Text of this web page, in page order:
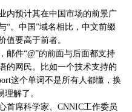
工单提交
内预计其在中国市场的前景广
“。中国”域名相比，中文前缀
值要高于前者。
件“@”的前面与后面都支持
的网民。比如一个技术支持的
这个单词不是所有人都懂，换
解了。
席科学家、CNNIC工作委员